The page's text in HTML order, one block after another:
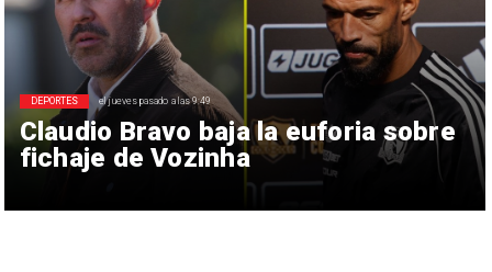
Claudio Bravo baja la euforia sobre
fichaje de Vozinha
DEPORTES el jueves pasado a las 9:49